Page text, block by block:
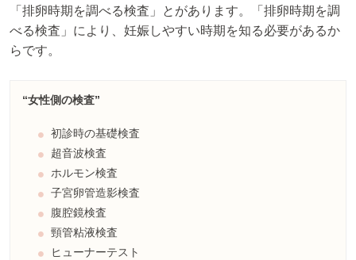
「排卵時期を調べる検査」とがあります。「排卵時期を調
べる検査」により、妊娠しやすい時期を知る必要があるか
らです。
“女性側の検査”
初診時の基礎検査
超音波検査
ホルモン検査
子宮卵管造影検査
腹腔鏡検査
頸管粘液検査
ヒューナーテスト